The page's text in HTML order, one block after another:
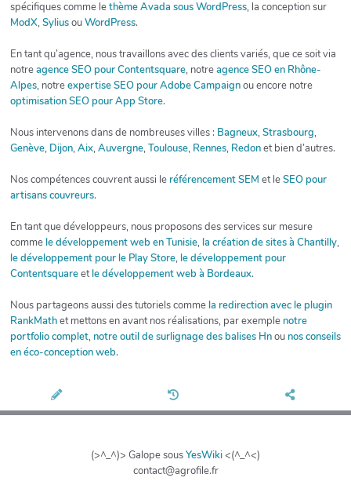
spécifiques comme lethème Avada sous WordPress, la conception sur
ModX, SyliusouWordPress.
En tant qu’agence, nous travaillons avec des clients variés, que ce soit via
notreagence SEO pour Contentsquare, notreagence SEO en Rhône-
Alpes, notreexpertise SEO pour Adobe Campaignou encore notre
optimisation SEO pour App Store.
Nous intervenons dans de nombreuses villes : Bagneux, Strasbourg,
Genève, Dijon, Aix, Auvergne, Toulouse, Rennes, Redonet bien d’autres.
Nos compétences couvrent aussi le référencement SEM et leSEO pour
artisans couvreurs.
En tant que développeurs, nous proposons des services sur mesure
comme le développement web en Tunisie, la création de sites à Chantilly,
le développement pour le Play Store, le développement pour
Contentsquareetle développement web à Bordeaux.
Nous partageons aussi des tutoriels comme la redirection avec le plugin
RankMathet mettons en avant nos réalisations, par exemple notre
portfolio complet, notre outil de surlignage des balises Hnou nos conseils
en éco-conception web.
(>^_^)> Galope sousYesWiki<(^_^<)
contact@agrofile.fr